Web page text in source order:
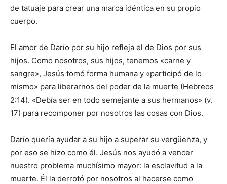
de tatuaje para crear una marca idéntica en su propio
cuerpo.
El amor de Darío por su hijo refleja el de Dios por sus
hijos. Como nosotros, sus hijos, tenemos «carne y
sangre», Jesús tomó forma humana y «participó de lo
mismo» para liberarnos del poder de la muerte (Hebreos
2:14). «Debía ser en todo semejante a sus hermanos» (v.
17) para recomponer por nosotros las cosas con Dios.
Darío quería ayudar a su hijo a superar su vergüenza, y
por eso se hizo como él. Jesús nos ayudó a vencer
nuestro problema muchísimo mayor: la esclavitud a la
muerte. Él la derrotó por nosotros al hacerse como